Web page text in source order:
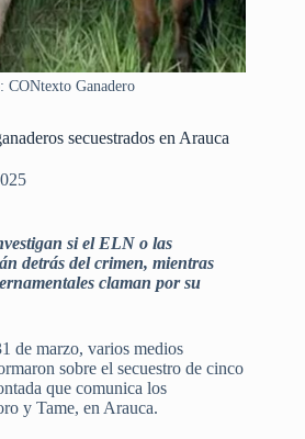
CONtexto Ganadero
secuestrados en Arauca
si el ELN o las
detrás del crimen, mientras
claman por su
de marzo, varios medios
sobre el secuestro de cinco
que comunica los
y Tame, en Arauca.